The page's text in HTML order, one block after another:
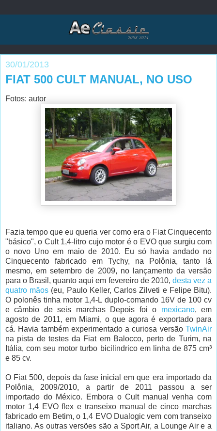
30/01/2013
FIAT 500 CULT MANUAL, NO USO
Fotos: autor
Fazia tempo que eu queria ver como era o Fiat Cinquecento
"básico", o Cult 1,4-litro cujo motor é o EVO que surgiu com
o novo Uno em maio de 2010. Eu só havia andado no
Cinquecento fabricado em Tychy, na Polônia, tanto lá
mesmo, em setembro de 2009, no lançamento da versão
para o Brasil, quanto aqui em fevereiro de 2010, desta vez a
quatro mãos (eu, Paulo Keller, Carlos Zilveti e Felipe Bitu).
O polonês tinha motor 1,4-L duplo-comando 16V de 100 cv
e câmbio de seis marchas Depois foi o mexicano, em
agosto de 2011, em Miami, o que agora é exportado para
cá. Havia também experimentado a curiosa versão TwinAir
na pista de testes da Fiat em Balocco, perto de Turim, na
Itália, com seu motor turbo bicilindrico em linha de 875 cm³
e 85 cv.
O Fiat 500, depois da fase inicial em que era importado da
Polônia, 2009/2010, a partir de 2011 passou a ser
importado do México. Embora o Cult manual venha com
motor 1,4 EVO flex e transeixo manual de cinco marchas
fabricado em Betim, o 1,4 EVO Dualogic vem com transeixo
italiano. As outras versões são a Sport Air, a Lounge Air e a